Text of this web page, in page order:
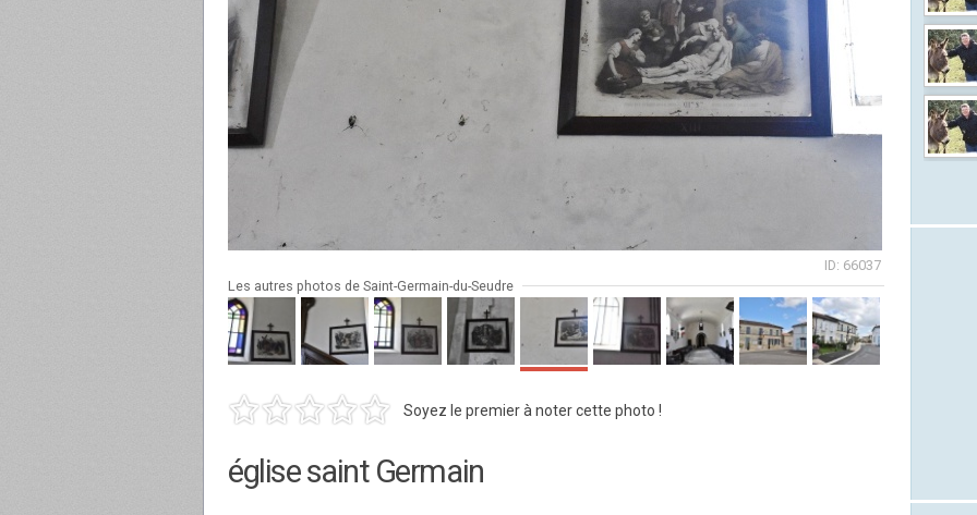
ID: 66037
Les autres photos de Saint-Germain-du-Seudre
Soyez le premier à noter cette photo !
église saint Germain